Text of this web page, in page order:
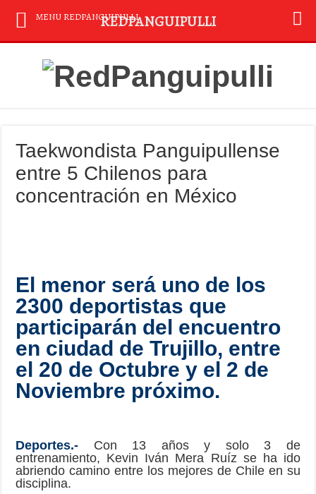
Taekwondista Panguipullense
entre 5 Chilenos para
concentración en México
El menor será uno de los
2300 deportistas que
participarán del encuentro
en ciudad de Trujillo, entre
el 20 de Octubre y el 2 de
Noviembre próximo.
Deportes.- Con 13 años y solo 3 de
entrenamiento, Kevin Iván Mera Ruíz se ha ido
abriendo camino entre los mejores de Chile en su
disciplina.
MENU REDPANGUIPULLIREDPANGUIPULLI